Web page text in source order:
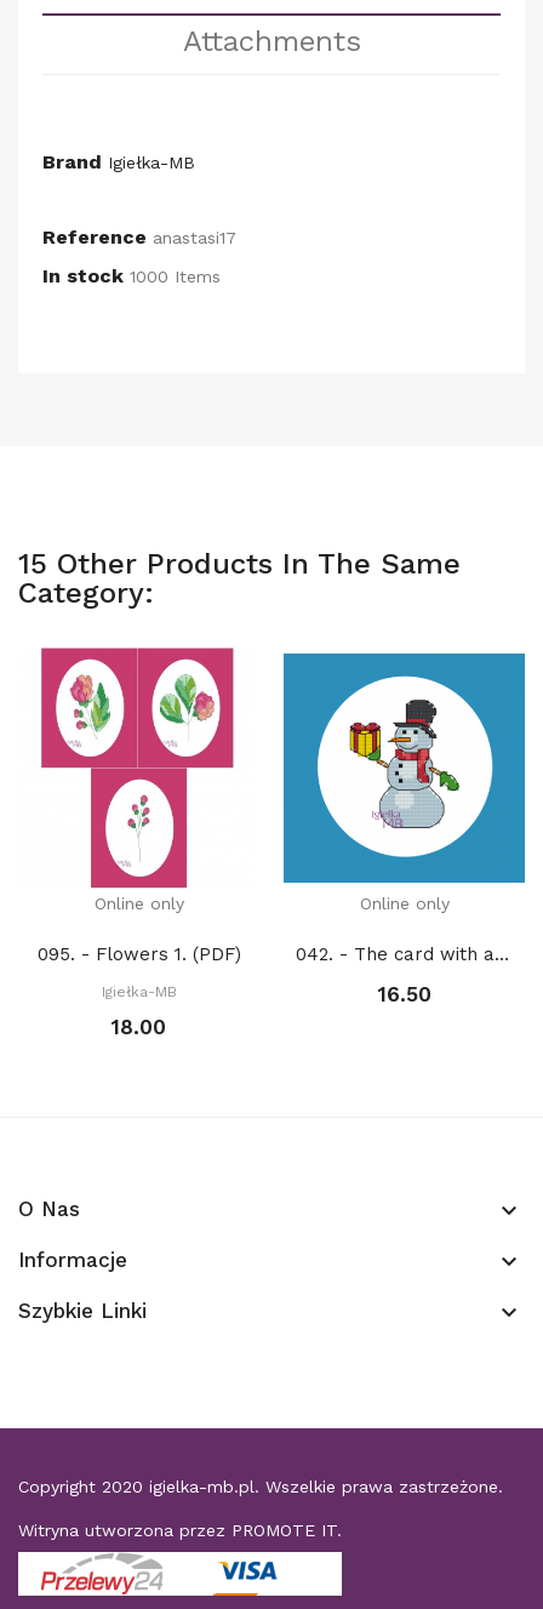
Attachments
Brand Igiełka-MB
Reference anastasi17
In stock 1000 Items
15 Other Products In The Same
Category:
Online only
095. - Flowers 1. (PDF)
Igiełka-MB
18.00
Online only
042. - The card with a happy snowman (PDF)
16.50
O Nas keyboard_arrow_down
Informacje keyboard_arrow_down
Szybkie Linki keyboard_arrow_down
Copyright 2020 igielka-mb.pl. Wszelkie prawa zastrzeżone.
Witryna utworzona przez PROMOTE IT.